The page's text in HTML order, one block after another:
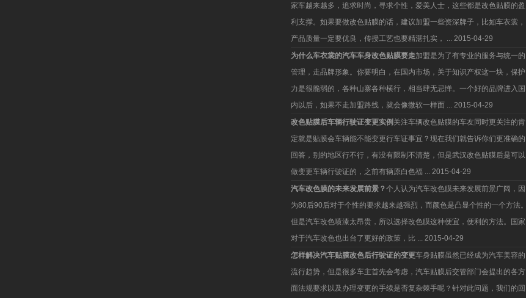
家车越来越多，追求时尚，寻求个性，爱美人士，这些都是改色贴膜的盈
利支撑。如果要做改色贴膜的话，建议加盟一些资深牌子，比如车衣裳，
产品质量一定要优良，传授工艺也要精湛扎实， ... 2015-04-29
为什么车衣裳的汽车车身改色贴膜要走加盟是为了有专业的服务与统一的
管理，走品牌形象。你要明白，在国内市场，关于知识产权这一块，保护
力是很脆弱的，各种山寨各种横行，相当肆无忌惮。一个好的品牌进入国
内以后，如果不走加盟路线，就会像微软一样面 ... 2015-04-29
改色贴膜后车辆行驶证变更实例 关注车辆改色贴膜的车友同时更关注的肯
定就是贴膜会车辆能不能变更行车证事宜？现在我们就告诉你们更准确的
回答，别的地区行不行，有没有限制不清楚，但是武汉改色贴膜后是可以
做变更车辆行驶证的，之前有辆原白色福 ... 2015-04-29
汽车改色膜的未来发展前景？个人认为汽车改色膜未来发展前景广阔，因
为80后90后对于个性的要求越来越强烈，而颜色是凸显个性的一个方法。
但是汽车改色喷漆太昂贵，所以选择改色膜这种便宜，便利的方法。国家
对于汽车改色也出台了更好的政策，比 ... 2015-04-29
怎样解决汽车贴膜改色后行驶证的变更车身贴膜虽然已经成为汽车美容的
流行趋势，但是很多车主首先会考虑，汽车贴膜后交管部门会提出的各方
面法规要求以及办理变更的手续是否复杂棘手呢？针对此问题，我们的回